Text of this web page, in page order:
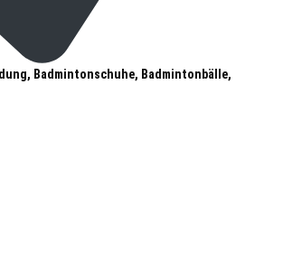
Badmintonschuhe, Badmintonbälle,